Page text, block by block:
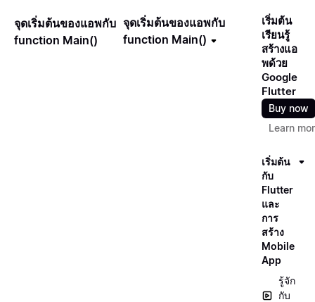
จุดเริ่มต้นของแอพกับ
function Main()
จุดเริ่มต้นของแอพกับ
function Main()
เริ่มต้น
เรียนรู้
สร้างแอ
พด้วย
Google
Flutter
Buy now
Learn
เริ่มต้น
กับ
Flutter
และ
การ
สร้าง
Mobile
App
รู้จัก
กับ